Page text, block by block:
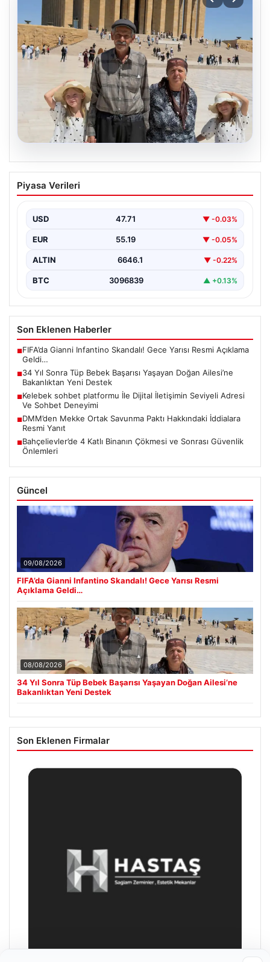
08.08.2026
34 Yıl Sonra Tüp Bebek Başarısı
Yaşayan Doğan Ailesi’ne Bakanlıktan
Uzun yıllardır çocuk özlemi çeken Adıyamanlı Doğan
Piyasa Verileri
USD 47.71 ▼ -0.03%
EUR 55.19 ▼ -0.05%
ALTIN 6646.1 ▼ -0.22%
BTC 3096839 ▲ +0.13%
Son Eklenen Haberler
■FIFA’da Gianni Infantino Skandalı! Gece Yarısı Resmi Açıklama
Geldi…
■34 Yıl Sonra Tüp Bebek Başarısı Yaşayan Doğan Ailesi’ne
Bakanlıktan Yeni Destek
■Kelebek sohbet platformu İle Dijital İletişimin Seviyeli Adresi
Ve Sohbet Deneyimi
■DMM’den Mekke Ortak Savunma Paktı Hakkındaki İddialara
Resmi Yanıt
■Bahçelievler’de 4 Katlı Binanın Çökmesi ve Sonrası Güvenlik
Önlemleri
Güncel
09/08/2026
FIFA’da Gianni Infantino Skandalı! Gece Yarısı Resmi
Açıklama Geldi…
08/08/2026
34 Yıl Sonra Tüp Bebek Başarısı Yaşayan Doğan Ailesi’ne
Bakanlıktan Yeni Destek
Son Eklenen Firmalar